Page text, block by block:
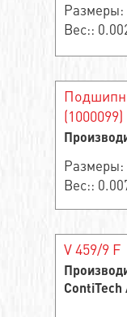
Размеры:
Вес::
(1000099)
Размеры:
Вес::
V 459/9 F
ContiTech